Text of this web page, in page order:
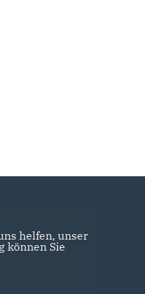
helfen, unser
können Sie